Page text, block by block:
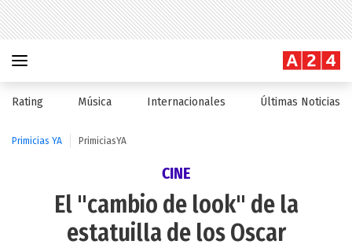
Rating Música Internacionales Últimas Noticias
Primicias YA PrimiciasYA
CINE
El "cambio de look" de la
estatuilla de los Oscar